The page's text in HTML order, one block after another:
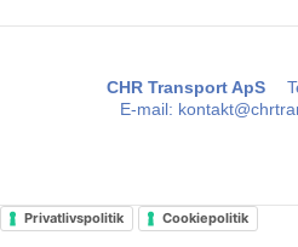
CHR Transport ApS
E-mail:
Privatlivspolitik Cookiepolitik